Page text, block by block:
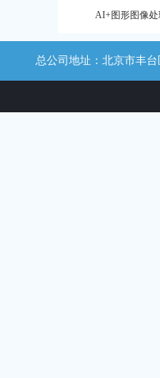
AI+图形图像处
总公司地址：北京市丰台